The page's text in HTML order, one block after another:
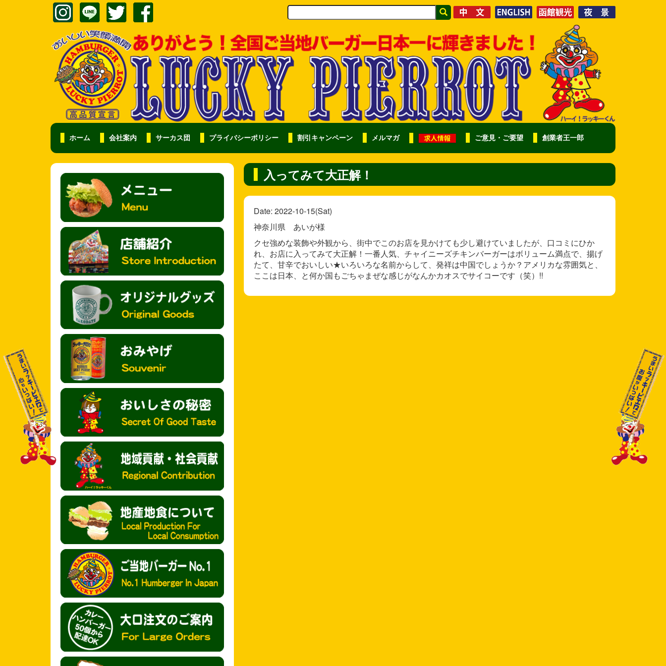
ホーム 会社案内 サーカス団 プライバシーポリシー 割引キャンペーン メルマガ ご意見・ご要望 創業者王一郎
入ってみて大正解！
Date: 2022-10-15(Sat)
神奈川県 あいが様
クセ強めな装飾や外観から、街中でこのお店を見かけても少し避けていましたが、口コミにひか
れ、お店に入ってみて大正解！一番人気、チャイニーズチキンバーガーはボリューム満点で、揚げ
たて、甘辛でおいしい★いろいろな名前からして、発祥は中国でしょうか？アメリカな雰囲気と、
ここは日本、と何か国もごちゃまぜな感じがなんかカオスでサイコーです（笑）!!